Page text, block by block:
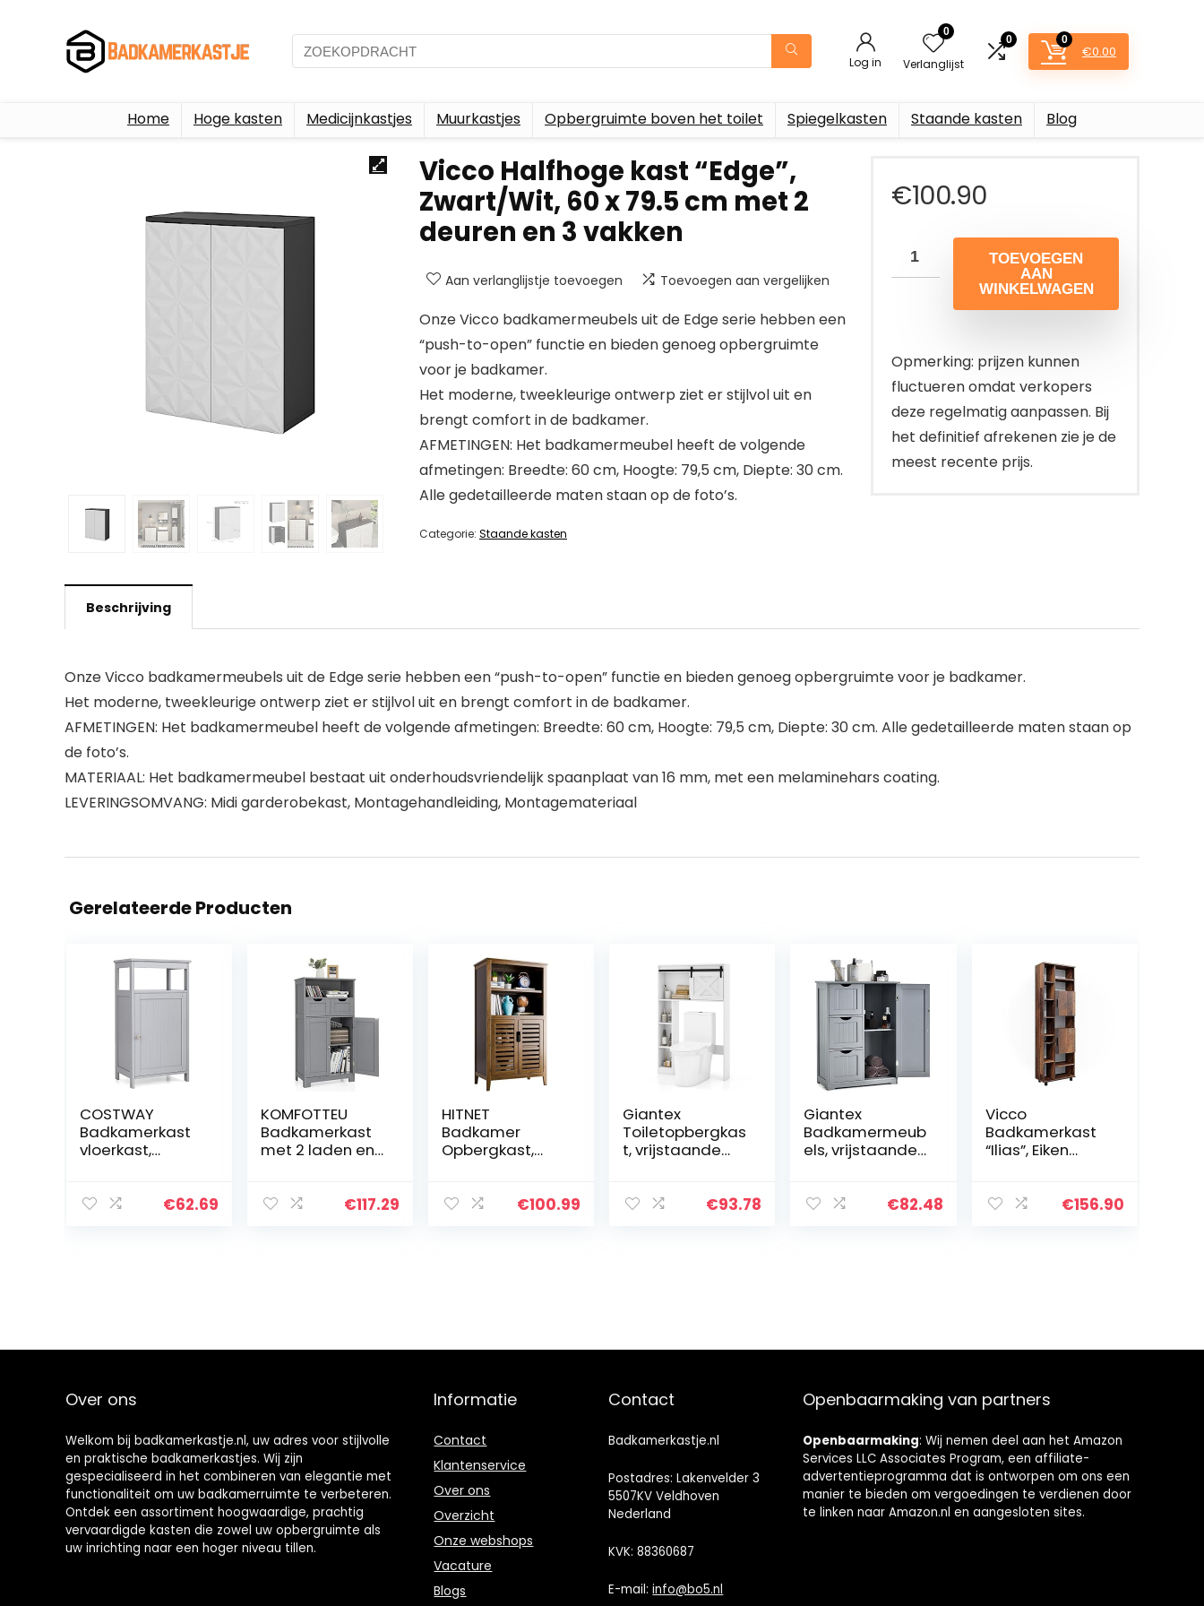
Log in
0
Verlanglijst
0 0
€0.00
Home Hoge kasten Medicijnkastjes Muurkastjes Opbergruimte boven het toilet Spiegelkasten Staande kasten Blog
Vicco Halfhoge kast “Edge”,
Zwart/Wit, 60 x 79.5 cm met 2
deuren en 3 vakken
Aan verlanglijstje toevoegen Toevoegen aan vergelijken
Onze Vicco badkamermeubels uit de Edge serie hebben een
“push-to-open” functie en bieden genoeg opbergruimte
voor je badkamer.
Het moderne, tweekleurige ontwerp ziet er stijlvol uit en
brengt comfort in de badkamer.
AFMETINGEN: Het badkamermeubel heeft de volgende
afmetingen: Breedte: 60 cm, Hoogte: 79,5 cm, Diepte: 30 cm.
Alle gedetailleerde maten staan op de foto’s.
Categorie: Staande kasten
€100.90
TOEVOEGEN
AAN
WINKELWAGEN
Opmerking: prijzen kunnen
fluctueren omdat verkopers
deze regelmatig aanpassen. Bij
het definitief afrekenen zie je de
meest recente prijs.
Beschrijving
Onze Vicco badkamermeubels uit de Edge serie hebben een “push-to-open” functie en bieden genoeg opbergruimte voor je badkamer.
Het moderne, tweekleurige ontwerp ziet er stijlvol uit en brengt comfort in de badkamer.
AFMETINGEN: Het badkamermeubel heeft de volgende afmetingen: Breedte: 60 cm, Hoogte: 79,5 cm, Diepte: 30 cm. Alle gedetailleerde maten staan op
de foto’s.
MATERIAAL: Het badkamermeubel bestaat uit onderhoudsvriendelijk spaanplaat van 16 mm, met een melaminehars coating.
LEVERINGSOMVANG: Midi garderobekast, Montagehandleiding, Montagemateriaal
Gerelateerde Producten
COSTWAY
Badkamerkast
vloerkast,
opbergkast met
slaapkamer
€62.69
KOMFOTTEU
Badkamerkast
met 2 laden en
vrijstaande€117.29
HITNET
Badkamer
Opbergkast,
Kast Eenheid
€100.99
Giantex
Toiletopbergkas
t, vrijstaande
organizer met
€93.78
Giantex
Badkamermeub
els, vrijstaande
staande kast
€82.48
Vicco
Badkamerkast
“Ilias”, Eiken
en open vakken
€156.90
Over ons
Welkom bij badkamerkastje.nl, uw adres voor stijlvolle
en praktische badkamerkastjes. Wij zijn
gespecialiseerd in het combineren van elegantie met
functionaliteit om uw badkamerruimte te verbeteren.
Ontdek een assortiment hoogwaardige, prachtig
vervaardigde kasten die zowel uw opbergruimte als
uw inrichting naar een hoger niveau tillen.
Informatie
Contact
Klantenservice
Over ons
Overzicht
Onze webshops
Vacature
Blogs
Contact
Badkamerkastje.nl
Postadres: Lakenvelder 3
5507KV Veldhoven
Nederland
KVK: 88360687
E-mail:info@bo5.nl
Openbaarmaking van partners
Openbaarmaking: Wij nemen deel aan het Amazon
Services LLC Associates Program, een affiliate-
advertentieprogramma dat is ontworpen om ons een
manier te bieden om vergoedingen te verdienen door
te linken naar Amazon.nl en aangesloten sites.